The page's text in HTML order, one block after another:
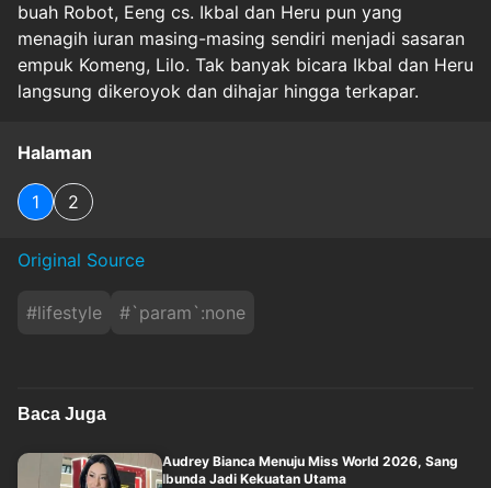
buah Robot, Eeng cs. Ikbal dan Heru pun yang
menagih iuran masing-masing sendiri menjadi sasaran
empuk Komeng, Lilo. Tak banyak bicara Ikbal dan Heru
langsung dikeroyok dan dihajar hingga terkapar.
Halaman
1 2
Original Source
#lifestyle #`param`:none
Baca Juga
Audrey Bianca Menuju Miss World 2026, Sang
Ibunda Jadi Kekuatan Utama